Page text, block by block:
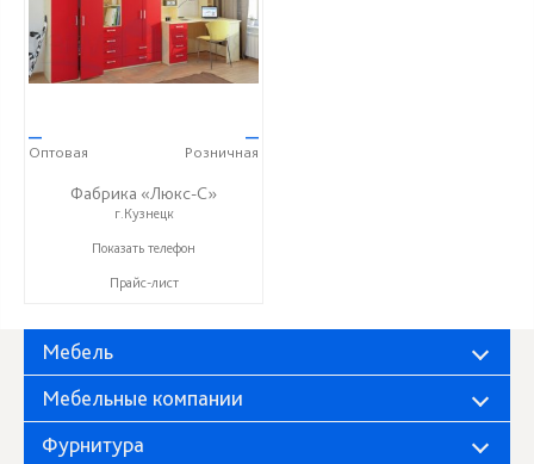
—
Оптовая
—
Розничная
Фабрика «Люкс-С»
г.Кузнецк
+ 7 (999) 748-11-11
Показать телефон
Прайс-лист
Мебель
Мебельные компании
Фурнитура